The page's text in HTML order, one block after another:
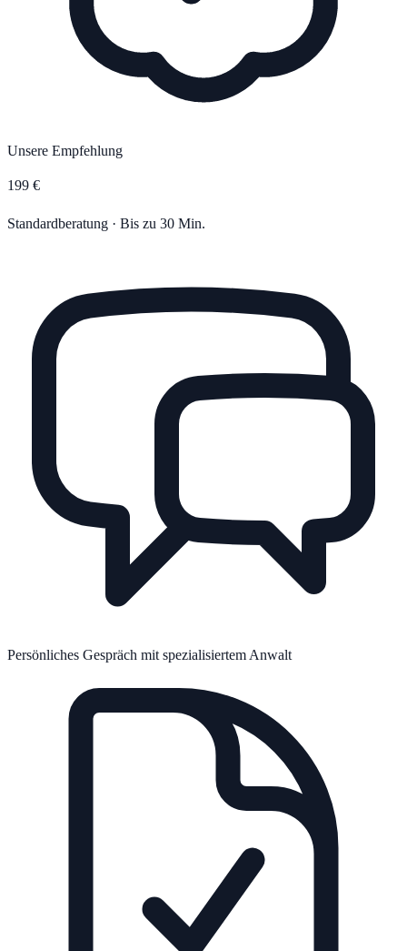
Unsere Empfehlung
199 €
Standardberatung · Bis zu 30 Min.
Persönliches Gespräch mit spezialisiertem Anwalt